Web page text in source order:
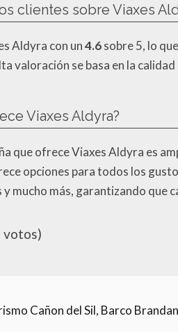
clientes sobre Viaxes
Aldyra con un4.6sobre 5, lo
valoración se basa en la
Viaxes Aldyra?
que ofrece Viaxes Aldyra es
opciones para todos los
mucho más, garantizando que
votos)
Cañon del Sil, Barco Brandan